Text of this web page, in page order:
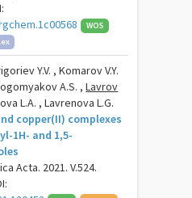
WOS
Y.V. , Komarov V.Y.
A.S. ,Lavrov
L.A. , Lavrenova L.G.
copper(II) complexes
1H- and 1,5-
Acta. 2021. V.524.